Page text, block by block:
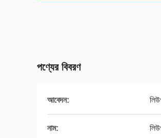
পণ্যের বিবরণ
আবেদন:
নাম: